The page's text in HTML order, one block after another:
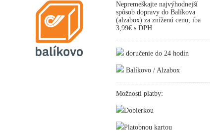
Nepremeškajte najvýhodnejší
spôsob dopravy do Balíkova
(alzabox) za zníženú cenu, iba
3,99€ s DPH
doručenie do 24 hodín
Balíkovo / Alzabox
Možnosti platby:
Dobierkou
Platobnou kartou